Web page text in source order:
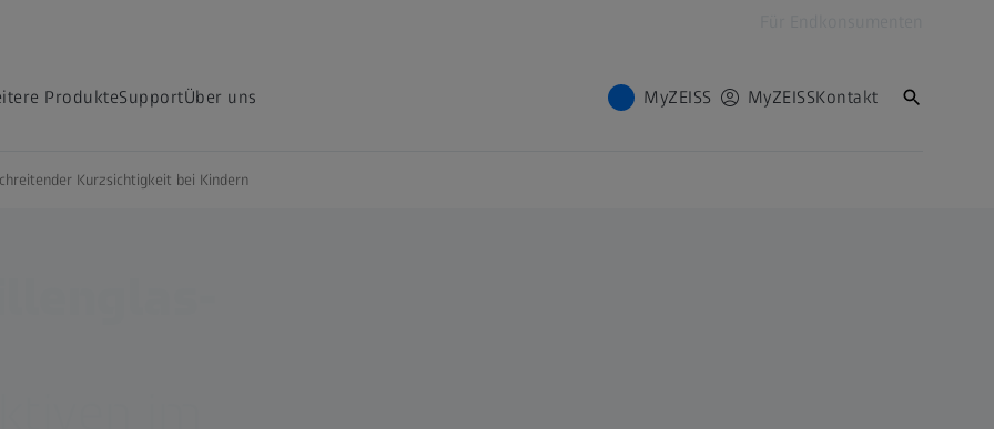
ProdukteSupportÜber uns MyZEISS MyZEISSKontakt
Kurzsichtigkeit bei Kindern